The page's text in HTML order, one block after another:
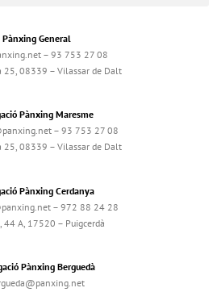
Pànxing General
– 93 753 27 08
25, 08339 – Vilassar de Dalt
Pànxing Maresme
– 93 753 27 08
25, 08339 – Vilassar de Dalt
Pànxing Cerdanya
– 972 88 24 28
44 A, 17520 – Puigcerdà
Pànxing Berguedà